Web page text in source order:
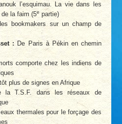
l’esquimau. La vie dans les
la faim (5e partie)
bookmakers sur un champ de
:De Paris à Pékin en chemin
comporte chez les indiens de
plus de signes en Afrique
la T.S.F. dans les réseaux de
thermales pour le forçage des